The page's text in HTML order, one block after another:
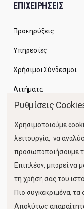
ΕΠΙΧΕΙΡΗΣΕΙΣ
Προκηρύξεις
Υπηρεσίες
Χρήσιμοι Σύνδεσμοι
Αιτήματα
Ρυθμίσεις
Χρησιμοποιούμε
λειτουργία, να
προσωποποιήσουμε
Επιπλέον, μπορεί να
τη χρήση σας του
Πιο συγκεκριμένα, τα
Απολύτως